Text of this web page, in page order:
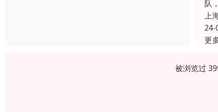
队
上
24-
更
被浏览过